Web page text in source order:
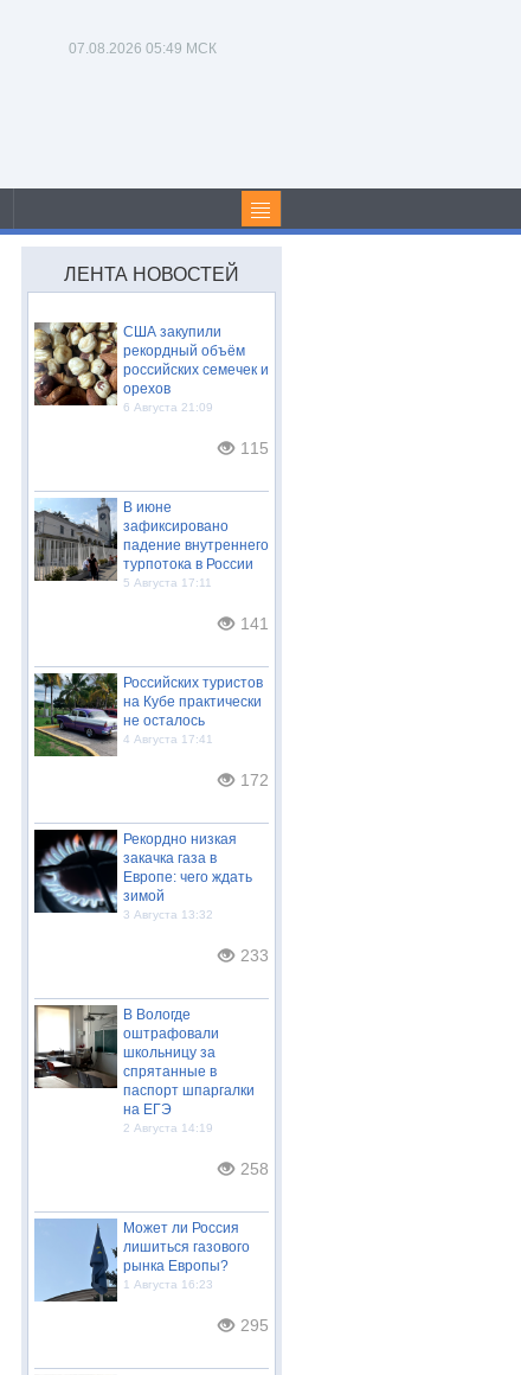
07.08.2026 05:49 МСК
ЛЕНТА НОВОСТЕЙ
США закупили
рекордный объём
российских семечек и
орехов
6 Августа 21:09
115
В июне
зафиксировано
падение внутреннего
турпотока в России
5 Августа 17:11
141
Российских туристов
на Кубе практически
не осталось
4 Августа 17:41
172
Рекордно низкая
закачка газа в
Европе: чего ждать
зимой
3 Августа 13:32
233
В Вологде
оштрафовали
школьницу за
спрятанные в
паспорт шпаргалки
на ЕГЭ
2 Августа 14:19
258
Может ли Россия
лишиться газового
рынка Европы?
1 Августа 16:23
295